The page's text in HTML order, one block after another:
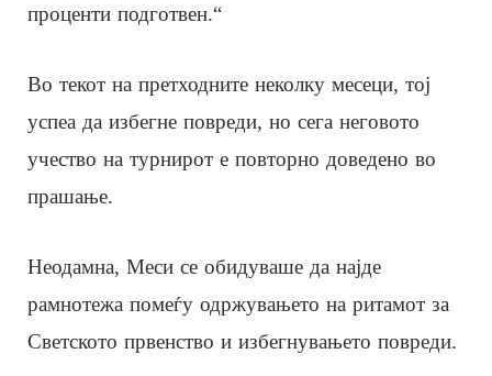
проценти подготвен.“
Во текот на претходните неколку месеци, тој
успеа да избегне повреди, но сега неговото
учество на турнирот е повторно доведено во
прашање.
Неодамна, Меси се обидуваше да најде
рамнотежа помеѓу одржувањето на ритамот за
Светското првенство и избегнувањето повреди.